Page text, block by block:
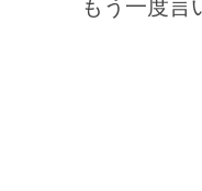
もう一度言